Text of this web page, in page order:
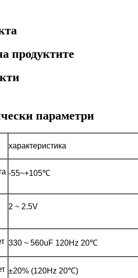
продуктите
параметри
характеристика
-55~+105℃
2 ~ 2.5V
330 ~ 560uF 120Hz 20℃
±20% (120Hz 20℃)